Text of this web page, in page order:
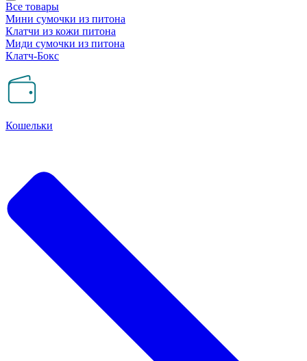
Все товары
Мини сумочки из питона
Клатчи из кожи питона
Миди сумочки из питона
Клатч-Бокс
Кошельки